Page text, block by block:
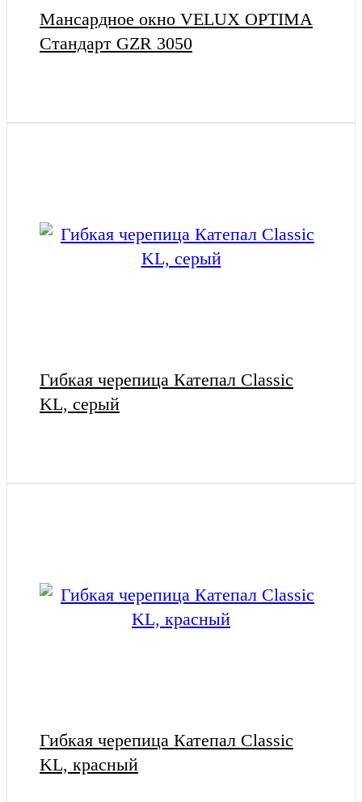
Мансардное окно VELUX OPTIMA
Стандарт GZR 3050
Гибкая черепица Катепал Classic
KL, серый
Гибкая черепица Катепал Classic
KL, красный